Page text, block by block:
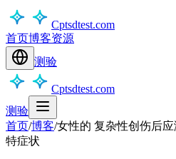
Cptsdtest.com
首页博客资源
测验
Cptsdtest.com
测验
首页/博客/女性的 复杂性创伤后
特症状